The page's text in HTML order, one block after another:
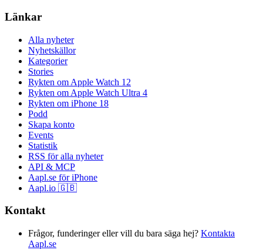
Länkar
Alla nyheter
Nyhetskällor
Kategorier
Stories
Rykten om Apple Watch 12
Rykten om Apple Watch Ultra 4
Rykten om iPhone 18
Podd
Skapa konto
Events
Statistik
RSS för alla nyheter
API & MCP
Aapl.se för iPhone
Aapl.io 🇬🇧
Kontakt
Frågor, funderinger eller vill du bara säga hej? Kontakta
Aapl.se